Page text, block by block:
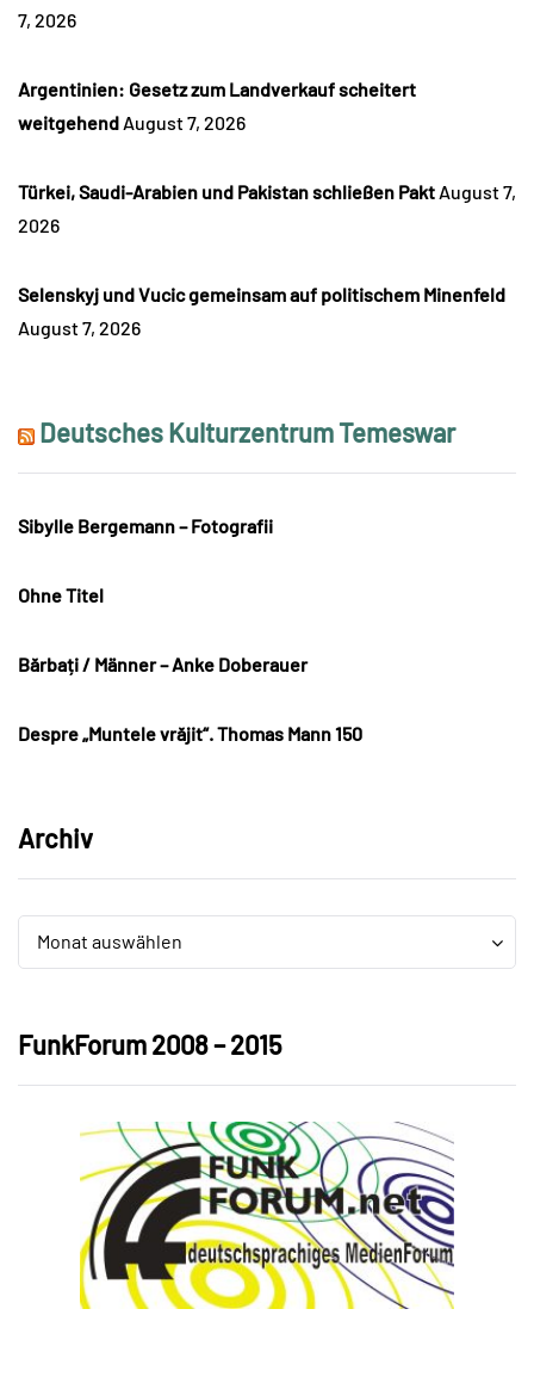
7, 2026
Argentinien: Gesetz zum Landverkauf scheitert
weitgehend August 7, 2026
Türkei, Saudi-Arabien und Pakistan schließen Pakt August 7,
2026
Selenskyj und Vucic gemeinsam auf politischem Minenfeld
August 7, 2026
Deutsches Kulturzentrum Temeswar
Sibylle Bergemann – Fotografii
Ohne Titel
Bărbați / Männer – Anke Doberauer
Despre „Muntele vrăjit“. Thomas Mann 150
Archiv
Archiv
Monat auswählen
Archiv
FunkForum 2008 – 2015